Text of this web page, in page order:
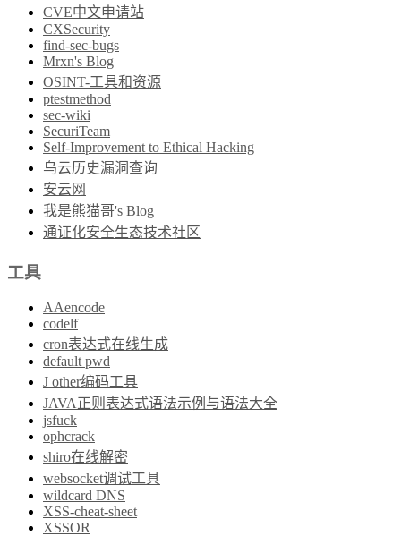
CVE中文申请站
CXSecurity
find-sec-bugs
Mrxn's Blog
OSINT-工具和资源
ptestmethod
sec-wiki
SecuriTeam
Self-Improvement to Ethical Hacking
乌云历史漏洞查询
安云网
我是熊猫哥's Blog
通证化安全生态技术社区
工具
AAencode
codelf
cron表达式在线生成
default pwd
J other编码工具
JAVA正则表达式语法示例与语法大全
jsfuck
ophcrack
shiro在线解密
websocket调试工具
wildcard DNS
XSS-cheat-sheet
XSSOR